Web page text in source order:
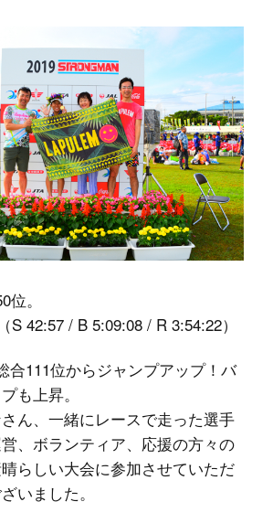
。
S 42:57 / B 5:09:08 / R 3:54:22）
合111位からジャンプアップ！バ
も上昇。
ん、一緒にレースで走った選手
、ボランティア、応援の方々の
らしい大会に参加させていただ
いました。